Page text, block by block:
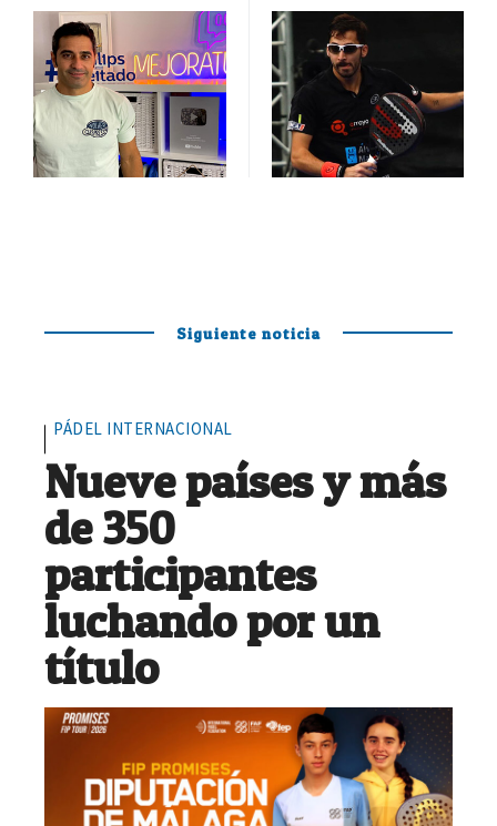
Siguiente noticia
PÁDEL INTERNACIONAL
Nueve países y más
de 350
participantes
luchando por un
título